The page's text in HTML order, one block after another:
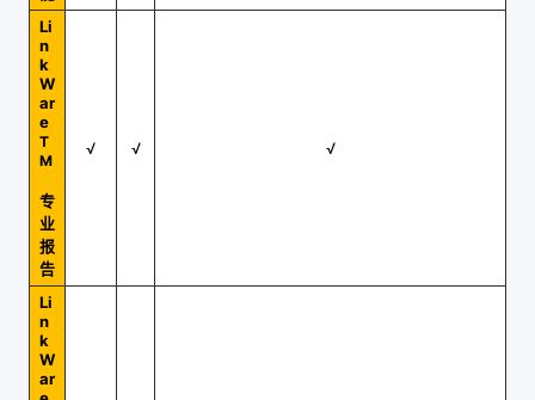
Li
n
k
W
ar
e
T
M
专
业
报
告
√ √ √
Li
n
k
W
ar